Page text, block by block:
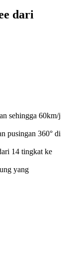
dari
sehingga 60km/j
pusingan 360° di
14 tingkat ke
yang